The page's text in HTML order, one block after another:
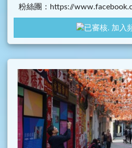
粉絲團：https://
加入